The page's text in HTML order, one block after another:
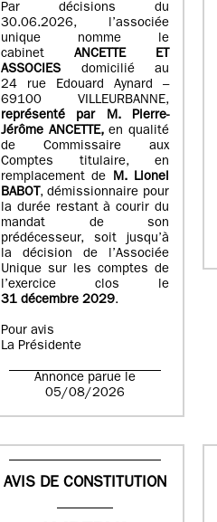
Par décisions du
30.06.2026, l’associée
unique nomme le
cabinet ANCETTE ET
ASSOCIES
domicilié au
24 rue Edouard Aynard –
69100 VILLEURBANNE,
représenté par M.Pierre-
Jérôme ANCETTE, en qualité
de Commissaire aux
Comptes titulaire, en
remplacement de M.Lionel
BABOT, démissionnaire pour
la durée restant à courir du
mandat de son
prédécesseur, soit jusqu’à
la décision de l’Associée
Unique sur les comptes de
l’exercice clos le
31 décembre 2029.
Pour avis
La Présidente
Annonce parue le
05/08/2026
AVIS DE CONSTITUTION